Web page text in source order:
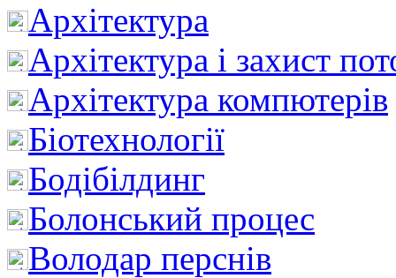
Архітектура
Архітектура і захист
Архітектура компютерів
Біотехнології
Бодібілдинг
Болонський процес
Володар перснів